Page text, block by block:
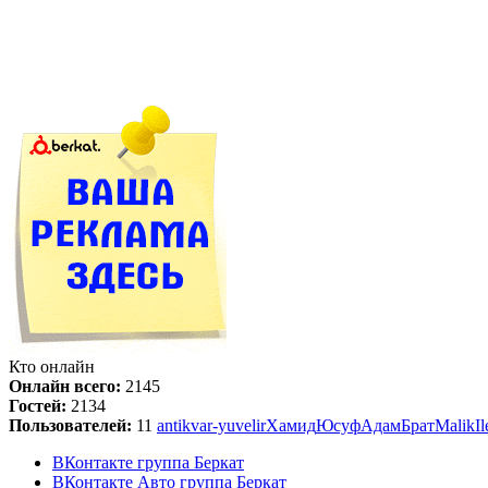
Кто онлайн
Онлайн всего: 2145
Гостей: 2134
Пользователей: 11 antikvar-yuvelirХамидЮсуфАдамБратMalik
ВКонтакте группа Беркат
ВКонтакте Авто группа Беркат